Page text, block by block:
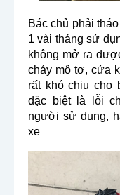
Bác chủ phải
1 vài tháng sử
không mở ra
cháy mô tơ, cửa
rất khó chịu cho
đặc biệt là lỗi
người sử dụng,
xe